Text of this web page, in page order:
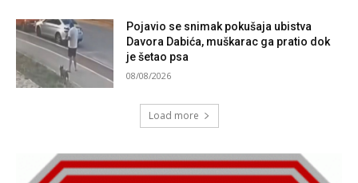
Pojavio se snimak pokušaja ubistva
Davora Dabića, muškarac ga pratio dok
je šetao psa
08/08/2026
Load more